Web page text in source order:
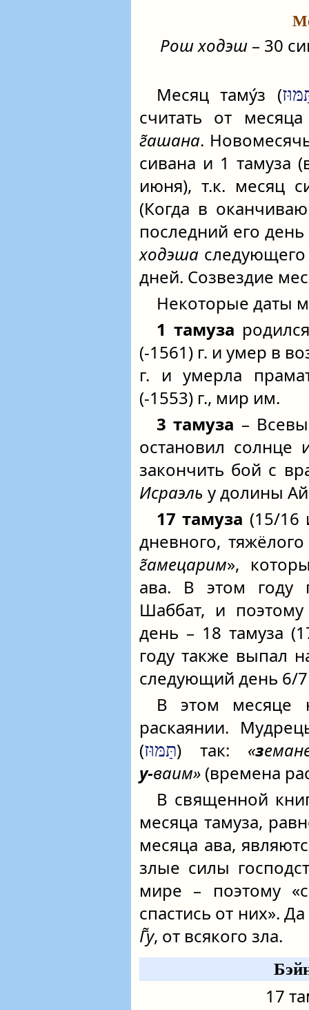
Рош ходэш – 30
Месяц таму́з (
считать от
г̃ашана.
сивана и 1 тамуза
июня), т.к. месяц
(Когда в
последний его
ходэша следующего
дней. Созвездие
Некоторые даты
1 тамуза
(-1561) г. и умер в
г. и умерла
(-1553) г., мир им.
3 тамуза –
остановил солнце
закончить бой с
Исраэль у долины
17 тамуза (15/16
дневного,
г̃амецарим»,
ава. В этом году
Шаббат, и
день – 18 тамуза
году также выпал
следующий день 6/7
В этом месяце
раскаянии.
(תַּמּוּז) так: «з
у‑ваим» (времена
В священной
месяца тамуза,
месяца ава,
злые силы
мире – поэтому
спастись от них».
Г̃у, от всякого зла.
17